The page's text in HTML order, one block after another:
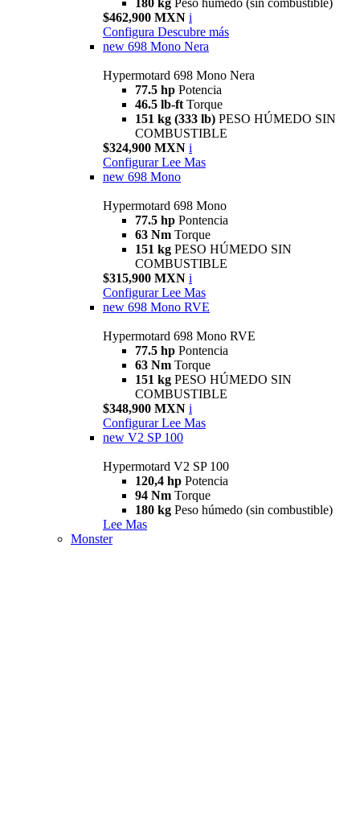
$462,900 MXN i
Configura Descubre más
new 698 Mono Nera
Hypermotard 698 Mono Nera
77.5 hp Potencia
46.5 lb-ft Torque
151 kg (333 lb) PESO HÚMEDO SIN
COMBUSTIBLE
$324,900 MXN i
Configurar Lee Mas
new 698 Mono
Hypermotard 698 Mono
77.5 hp Pontencia
63 Nm Torque
151 kg PESO HÚMEDO SIN
COMBUSTIBLE
$315,900 MXN i
Configurar Lee Mas
new 698 Mono RVE
Hypermotard 698 Mono RVE
77.5 hp Pontencia
63 Nm Torque
151 kg PESO HÚMEDO SIN
COMBUSTIBLE
$348,900 MXN i
Configurar Lee Mas
new V2 SP 100
Hypermotard V2 SP 100
120,4 hp Potencia
94 Nm Torque
180 kg Peso húmedo (sin combustible)
Lee Mas
Monster